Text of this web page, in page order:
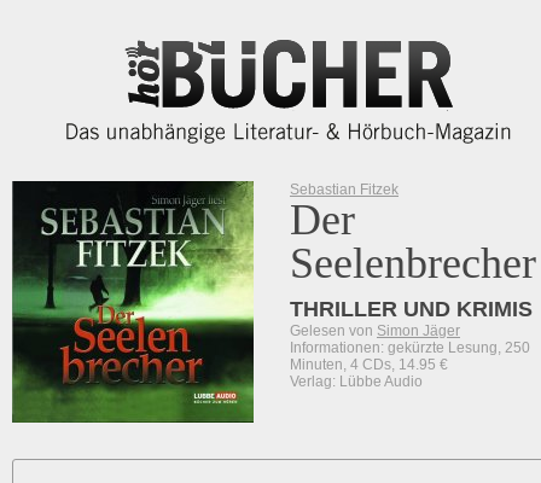
Sebastian Fitzek
Der
Seelenbrecher
THRILLER UND KRIMIS
Gelesen von Simon Jäger
Informationen: gekürzte Lesung, 250
Minuten, 4 CDs, 14.95 €
Verlag: Lübbe Audio